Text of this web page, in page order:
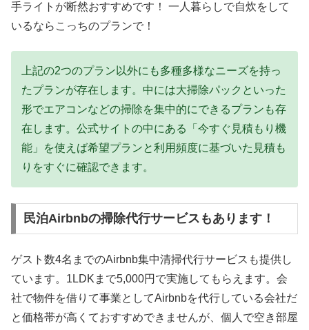
手ライトが断然おすすめです！ 一人暮らしで自炊をして
いるならこっちのプランで！
上記の2つのプラン以外にも多種多様なニーズを持っ
たプランが存在します。中には大掃除パックといった
形でエアコンなどの掃除を集中的にできるプランも存
在します。公式サイトの中にある「今すぐ見積もり機
能」を使えば希望プランと利用頻度に基づいた見積も
りをすぐに確認できます。
民泊Airbnbの掃除代行サービスもあります！
ゲスト数4名までのAirbnb集中清掃代行サービスも提供し
ています。1LDKまで5,000円で実施してもらえます。会
社で物件を借りて事業としてAirbnbを代行している会社だ
と価格帯が高くておすすめできませんが、個人で空き部屋